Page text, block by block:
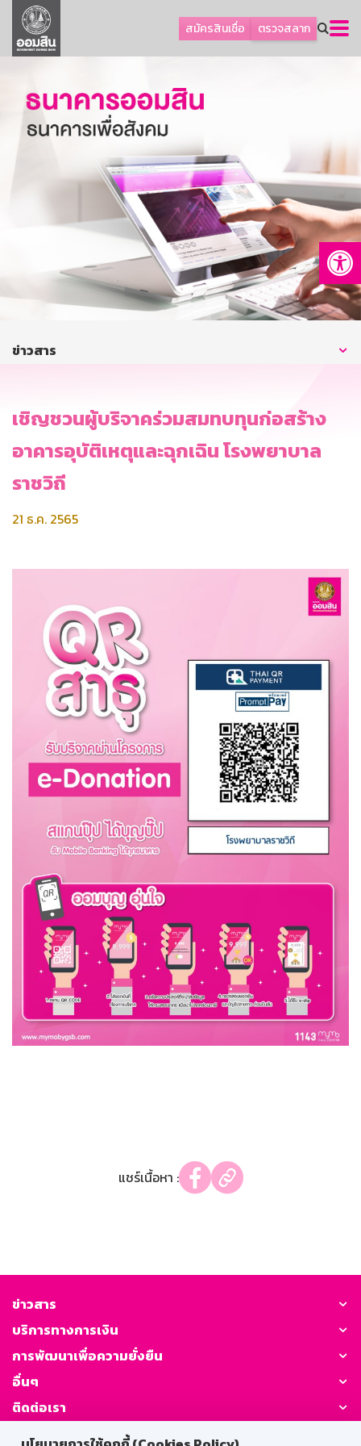
สมัครสินเชื่อ ตรวจสลาก
ลูกค้าธุรกิจ
ลูกค้าผู้ประกอบรายย่อย
ออมเพื่อสุข
เกี่ยวกับธนาคาร
การพัฒนาที่ยั่งยืน
บริการทางการเงิน
ติดต่อเรา
บริการออนไลน์
ข่าวสาร
เชิญชวนผู้บริจาคร่วมสมทบทุนก่อสร้าง
อาคารอุบัติเหตุและฉุกเฉิน โรงพยาบาล
ราชวิถี
21 ธ.ค. 2565
แชร์เนื้อหา :
ข่าวสาร
บริการทางการเงิน
การพัฒนาเพื่อความยั่งยืน
อื่นๆ
ติดต่อเรา